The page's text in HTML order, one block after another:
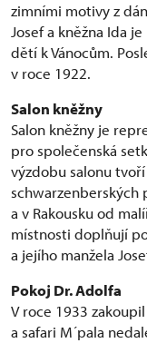
zimními motivy z
Josef a kněžna Ida
dětí k Vánocům.
v roce 1922.
Salon kněžny
Salon kněžny je
pro společenská
výzdobu salonu
schwarzenberských
a v Rakousku od
místnosti doplňují
a jejího manžela
Pokoj Dr. Adolfa
V roce 1933
a safari M´pala